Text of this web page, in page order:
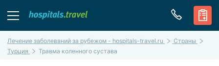
Лечение заболеваний за рубежом - hospitals-travel.ru
Страны
Турция
Травма коленного сустава